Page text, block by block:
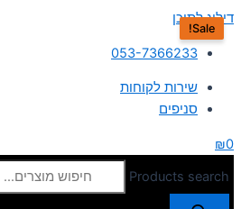
דילוג לתוכן
053-7366233
שירות לקוחות
סניפים
₪0
Products search
Sale!